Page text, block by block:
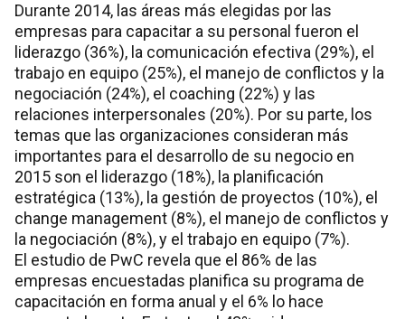
Durante 2014, las áreas más elegidas por las
empresas para capacitar a su personal fueron el
liderazgo (36%), la comunicación efectiva (29%), el
trabajo en equipo (25%), el manejo de conflictos y la
negociación (24%), el coaching (22%) y las
relaciones interpersonales (20%). Por su parte, los
temas que las organizaciones consideran más
importantes para el desarrollo de su negocio en
2015 son el liderazgo (18%), la planificación
estratégica (13%), la gestión de proyectos (10%), el
change management (8%), el manejo de conflictos y
la negociación (8%), y el trabajo en equipo (7%).
El estudio de PwC revela que el 86% de las
empresas encuestadas planifica su programa de
capacitación en forma anual y el 6% lo hace